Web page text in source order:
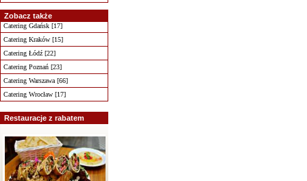
Zobacz także
Catering Gdańsk [17]
Catering Kraków [15]
Catering Łódź [22]
Catering Poznań [23]
Catering Warszawa [66]
Catering Wrocław [17]
Restauracje z rabatem